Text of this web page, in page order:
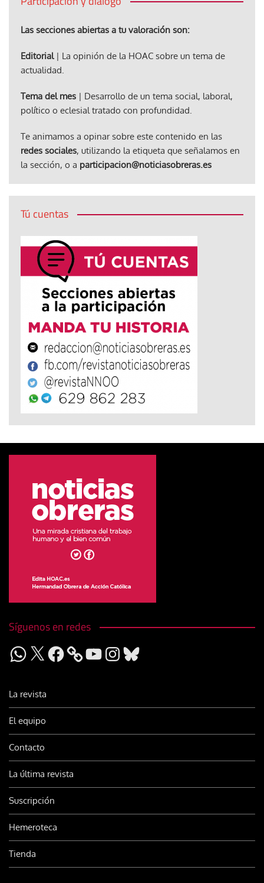
Las secciones abiertas a tu valoración son:
Editorial| La opinión de la HOAC sobre un tema de
actualidad.
Tema del mes | Desarrollo de un tema social, laboral,
político o eclesial tratado con profundidad.
Te animamos a opinar sobre este contenido en las
redes sociales, utilizando la etiqueta que señalamos en
la sección, o a participacion@noticiasobreras.es
Tú cuentas
Síguenos en redes
WhatsApp
X Facebook YouTubeInstagram
Bluesky
La revista
El equipo
Contacto
La última revista
Suscripción
Hemeroteca
Tienda